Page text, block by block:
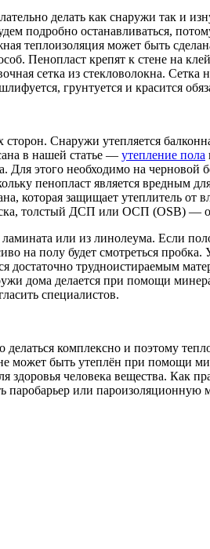
делать как снаружи так и
подробно останавливаться,
теплоизоляция может быть
Пенопласт крепят к стене на
сетка из стекловолокна.
грунтуется и красится
Снаружи утепляется
в нашей статье — утепление пола
Для этого необходимо на
пенопласт является вредным
которая защищает утеплитель
толстый ДСП или ОСП (OSB) —
или из линолеума. Если
на полу будет смотреться пробка.
достаточно трудноистираемым
дома делается при помощи
специалистов.
комплексно и поэтому
может быть утеплён при помощи
здоровья человека вещества. Как
паробарьер или пароизоляционную